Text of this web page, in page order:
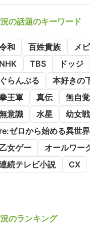
の話題のキーワード
和 百姓貴族
メ
NHK
TBS
ドッジ
ぐらんぶる
本好きの
王軍
真伝 無自覚
意識
水星
幼女
re:ゼロから始める異世
乙女ゲー
オールワー
続テレビ小説
CX
のランキング